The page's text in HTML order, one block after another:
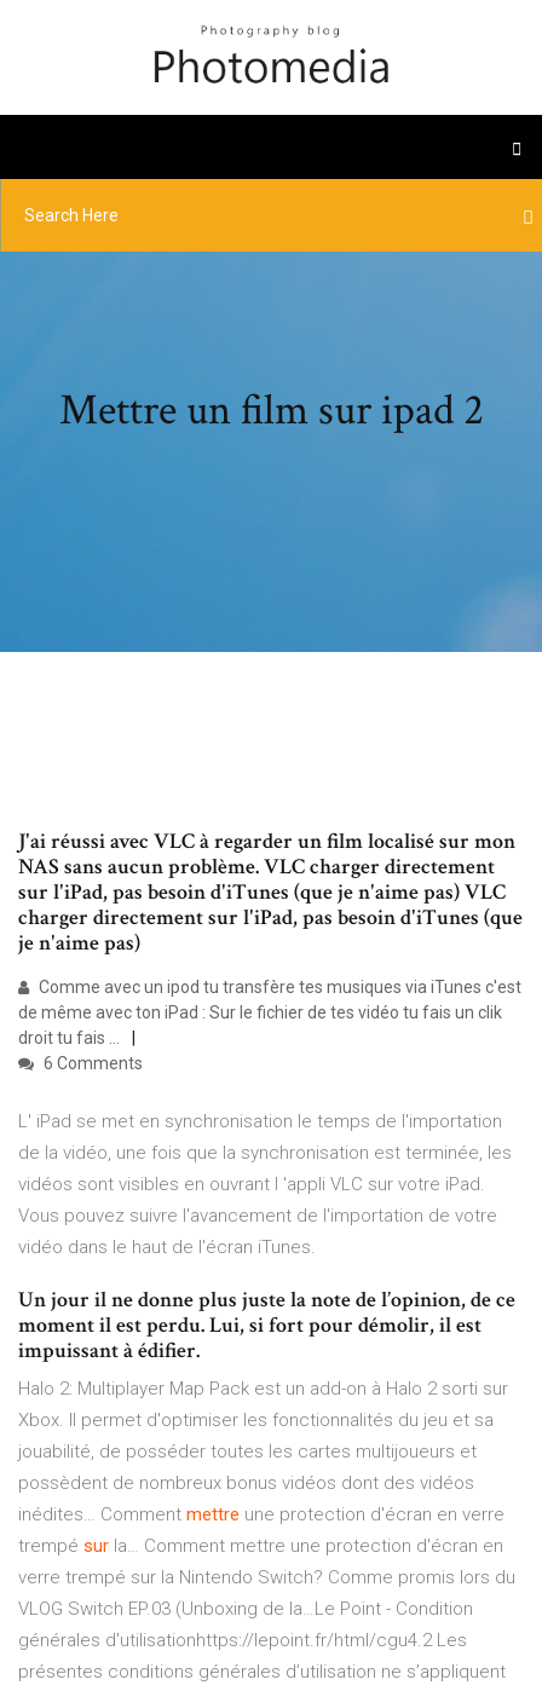
Mettre un film sur ipad 2
J'ai réussi avec VLC à regarder un film localisé sur mon
NAS sans aucun problème. VLC charger directement
sur l'iPad, pas besoin d'iTunes (que je n'aime pas) VLC
charger directement sur l'iPad, pas besoin d'iTunes (que
je n'aime pas)
Comme avec un ipod tu transfère tes musiques via iTunes c'est
de même avec ton iPad : Sur le fichier de tes vidéo tu fais un clik
droit tu fais ...
6 Comments
L' iPad se met en synchronisation le temps de l'importation
de la vidéo, une fois que la synchronisation est terminée, les
vidéos sont visibles en ouvrant l 'appli VLC sur votre iPad.
Vous pouvez suivre l'avancement de l'importation de votre
vidéo dans le haut de l'écran iTunes.
Un jour il ne donne plus juste la note de l’opinion, de ce
moment il est perdu. Lui, si fort pour démolir, il est
impuissant à édifier.
Halo 2: Multiplayer Map Pack est un add-on à Halo 2 sorti sur
Xbox. Il permet d'optimiser les fonctionnalités du jeu et sa
jouabilité, de posséder toutes les cartes multijoueurs et
possèdent de nombreux bonus vidéos dont des vidéos
inédites… Comment mettre une protection d'écran en verre
trempé sur la… Comment mettre une protection d'écran en
verre trempé sur la Nintendo Switch? Comme promis lors du
VLOG Switch EP.03 (Unboxing de la…Le Point - Condition
générales d'utilisationhttps://lepoint.fr/html/cgu4.2 Les
présentes conditions générales d’utilisation ne s’appliquent